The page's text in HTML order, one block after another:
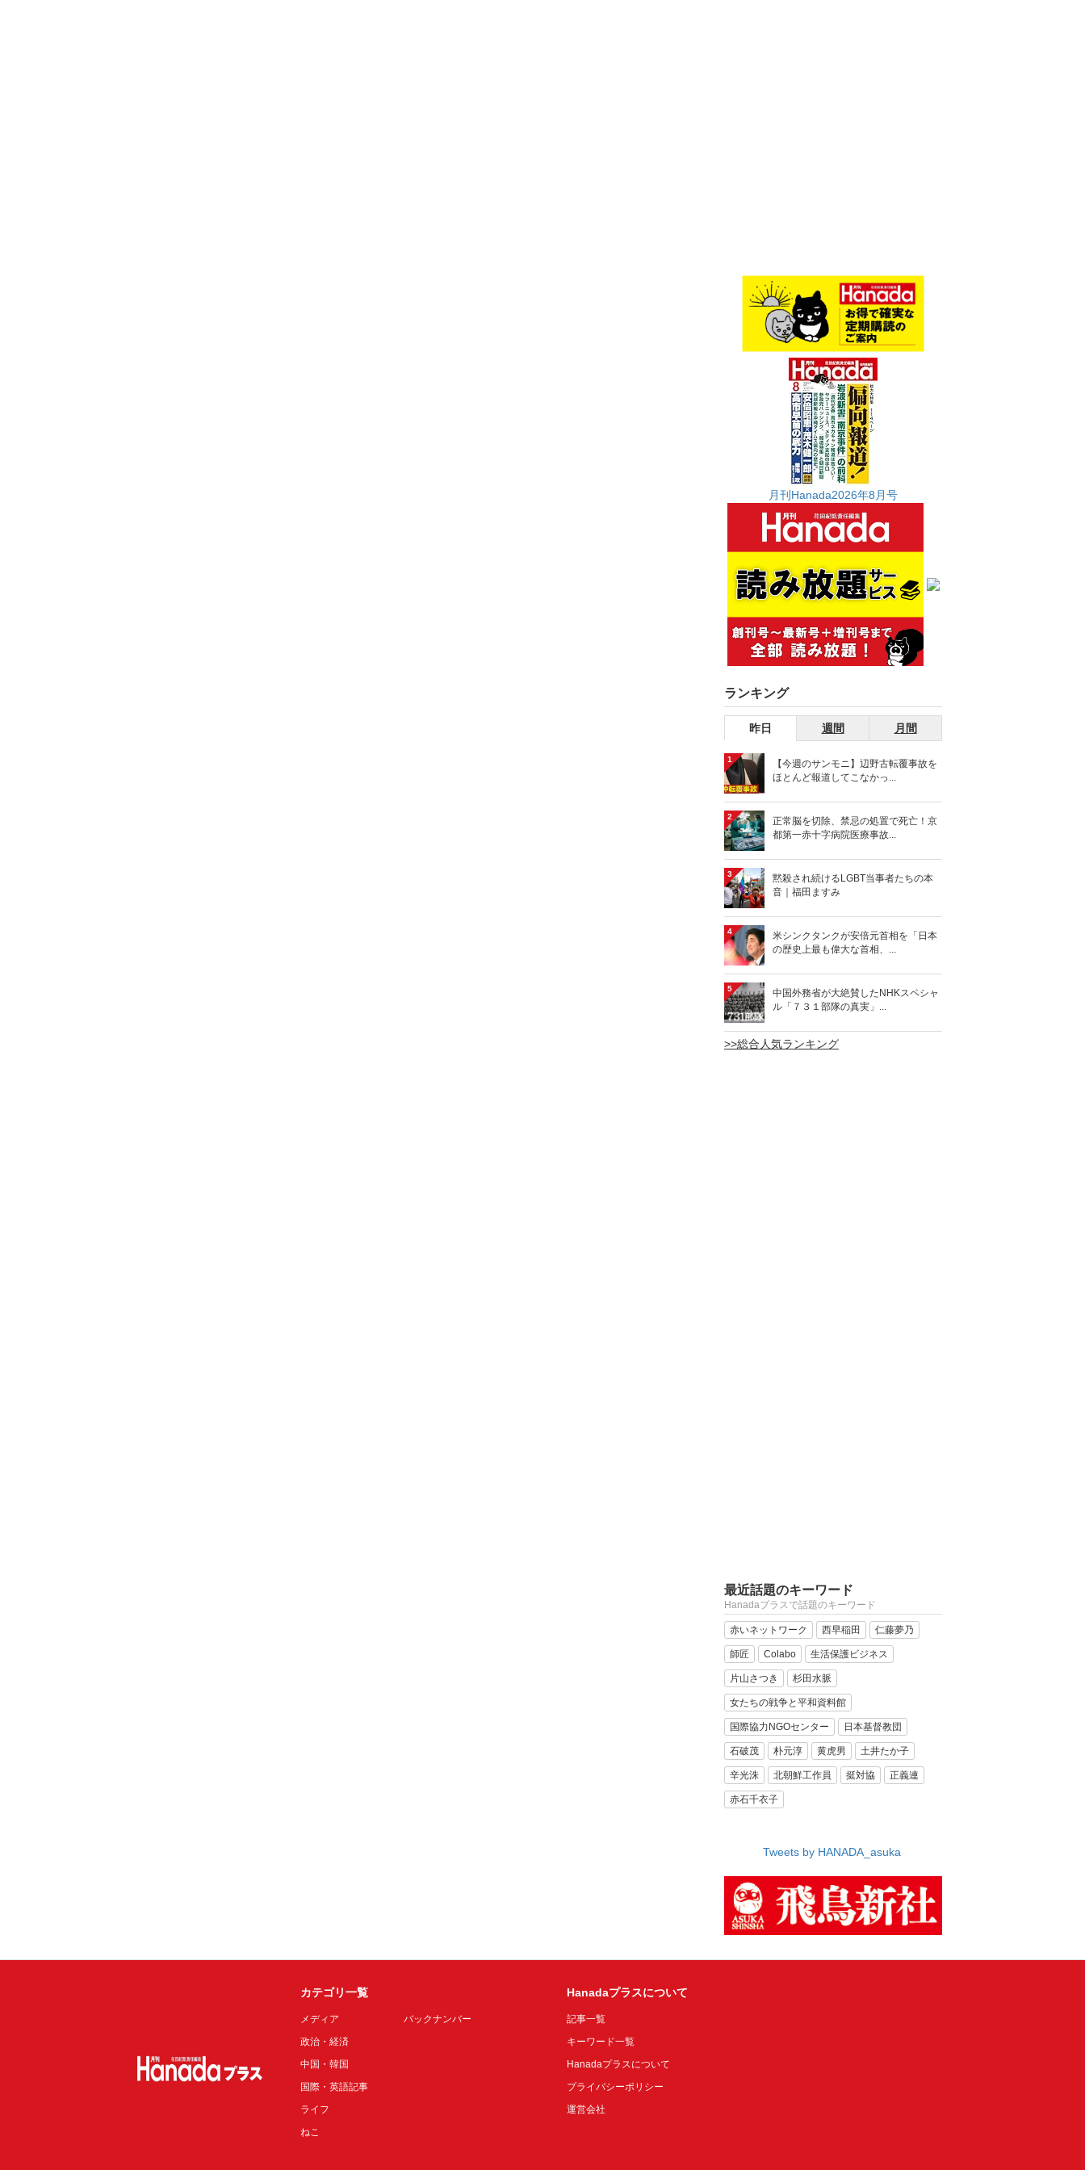
月刊Hanada2026年8月号
ランキング
昨日 週間 月間
1
【今週のサンモニ】辺野古転覆事故を
ほとんど報道してこなかっ...
2
正常脳を切除、禁忌の処置で死亡！京
都第一赤十字病院医療事故...
3
黙殺され続けるLGBT当事者たちの本
音｜福田ますみ
4
米シンクタンクが安倍元首相を「日本
の歴史上最も偉大な首相、...
5
中国外務省が大絶賛したNHKスペシャ
ル「７３１部隊の真実」...
>>総合人気ランキング
最近話題のキーワード
Hanadaプラスで話題のキーワード
赤いネットワーク 西早稲田 仁藤夢乃
師匠 Colabo 生活保護ビジネス
片山さつき 杉田水脈
女たちの戦争と平和資料館
国際協力NGOセンター 日本基督教団
石破茂 朴元淳 黄虎男 土井たか子
辛光洙 北朝鮮工作員 挺対協 正義連
赤石千衣子
Tweets by HANADA_asuka
カテゴリ一覧
メディア
政治・経済
中国・韓国
国際・英語記事
ライフ
ねこ
バックナンバー
Hanadaプラスについて
記事一覧
キーワード一覧
Hanadaプラスについて
プライバシーポリシー
運営会社